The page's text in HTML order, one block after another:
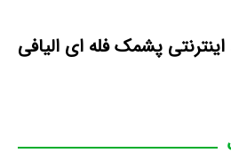
پشمک فله ای الیافی